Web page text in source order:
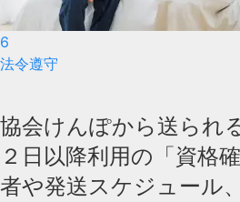
6
法令遵守
協会けんぽから送られ
２日以降利用の「資格
者や発送スケジュール